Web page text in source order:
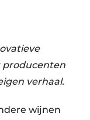
producenten
verhaal.
wijnen